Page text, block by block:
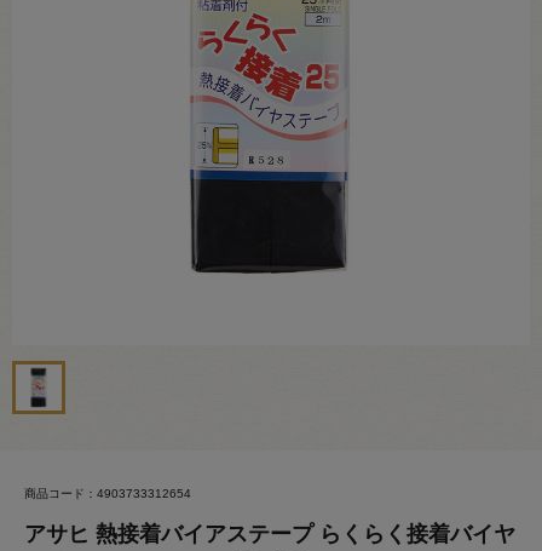
商品コード：4903733312654
アサヒ 熱接着バイアステープ らくらく接着バイヤ